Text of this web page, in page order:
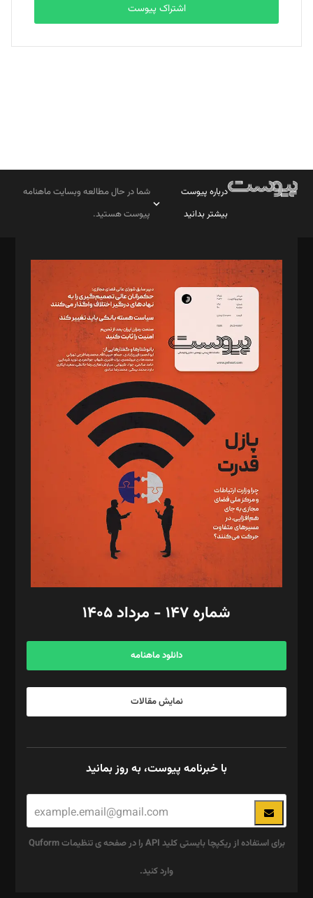
بابک نقاش
تحریریه
اشتراک پیوست
درباره پیوست
بیشتر بدانید
شما در حال مطالعه وبسایت ماهنامه
پیوست هستید.
مدیر مسئول: محمدباقر اثنی‌عشری
سردبیر: مهرک محمودی
دبیر تحریریه: میثم قاسمی
د‌بیر ناداستان: سمانه سمیع
د‌بیر خدمت و تجارت: ابوالفضل رجبی
د‌بیر حقوق فناوری: حسام‌الدین ایپکچی
د‌بیر پیوست جهان: مینا پاکدل
د‌بیر تحریریه آنلاین: بابک نقاش
تحریریه‌: مجتبی محمود‌ی، آرش برهمند، یسنا امان‌پور، سروش کرمیان،
مصطفی مسجدی آرانی، ابوالفضل رجبی، زهرا فکرانه، فائزه فتحی
رستمی،مصطفی باستان
ویرایش: نگار استاد‌‌آقا
طراح یونیفرم: مجید توکلی
فیلمبرداری و عکاسی: امیر شفیعی، مانی لطفی زاده
گرافیک و صفحه‌آرایی: سید‌سبحان‌علی ثابت
مد‌یر توسعه تجاری: کامبیز برید‌
امور مالی: شاپور رهبری، محمد‌ کاظمی‌نیا
آگهی و مشترکین: ۰۹۱۹۹۹۹۰۴۵۴
شماره ۱۴۷ - مرداد ۱۴۰۵
دانلود ماهنامه
نمایش مقالات
با خبرنامه پیوست، به روز بمانید
برای استفاده از ریکپچا بایستی کلید API را در صفحه ی تنظیمات Quform
وارد کنید.